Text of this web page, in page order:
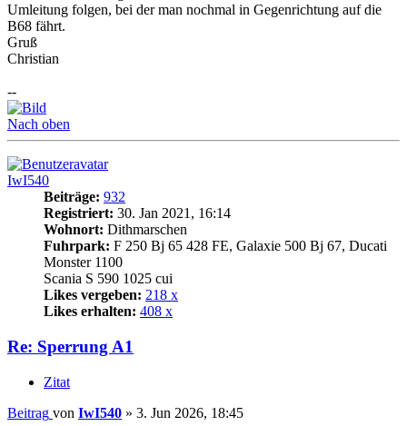
Umleitung folgen, bei der man nochmal in Gegenrichtung auf die
B68 fährt.
Gruß
Christian
--
Nach oben
IwI540
Beiträge: 932
Registriert: 30. Jan 2021, 16:14
Wohnort: Dithmarschen
Fuhrpark: F 250 Bj 65 428 FE, Galaxie 500 Bj 67, Ducati
Monster 1100
Scania S 590 1025 cui
Likes vergeben: 218 x
Likes erhalten: 408 x
Re: Sperrung A1
Zitat
Beitrag von IwI540 » 3. Jun 2026, 18:45